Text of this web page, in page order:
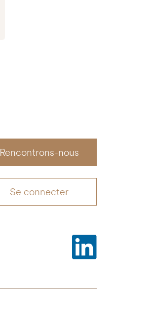
Rencontrons-nous
Se connecter